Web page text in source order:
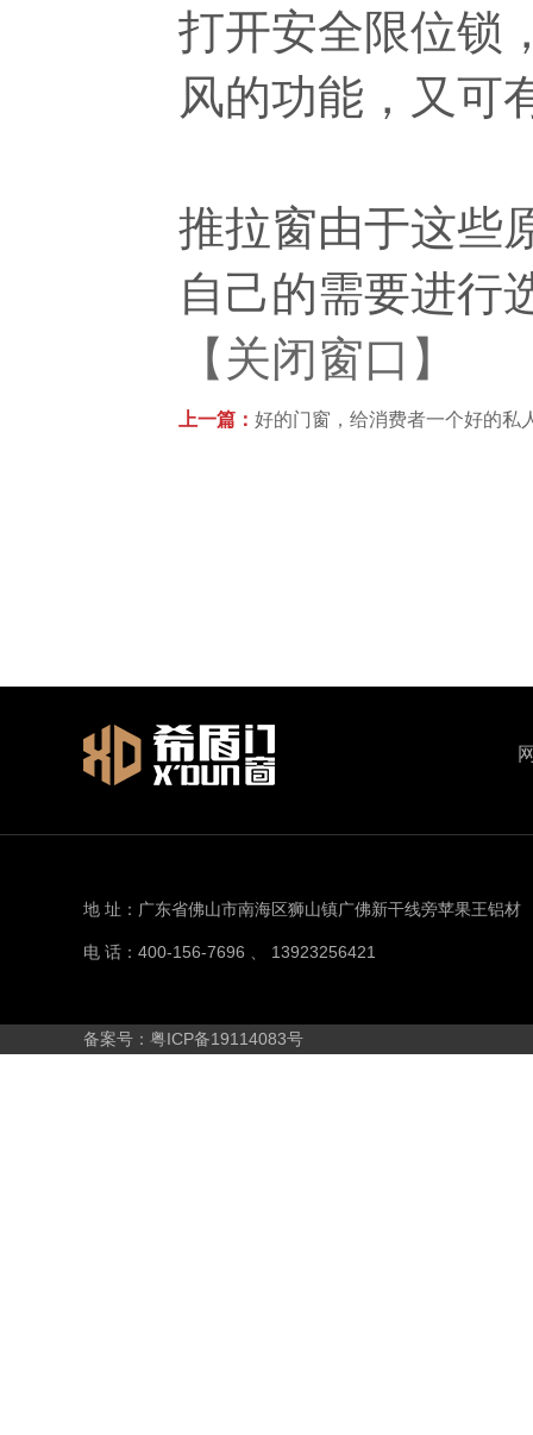
打开安全限位锁
风的功能，又可
推拉窗由于这些
自己的需要进行
【关闭窗口】
上一篇： 好的门窗，给消费者一个好的私
地 址：广东省佛山市南海区狮山镇广佛新干线旁苹果王铝材
电 话：400-156-7696 、 13923256421
备案号：粤ICP备19114083号